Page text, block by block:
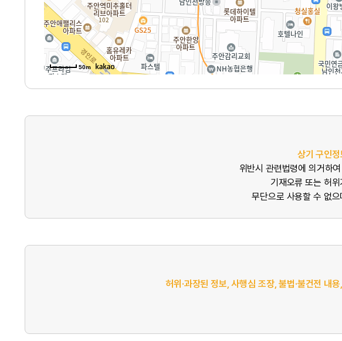
50m
상기 구인
위반시 관련법령에 의거하
기재오류 또는 허
무단으로 사용할 수 없
허위·과장된 정보, 사행심 조장, 불법·불건전 내